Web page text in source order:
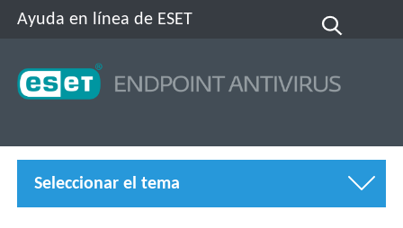
Ayuda en línea de ESET
Seleccionar el tema